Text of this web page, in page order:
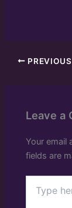
PREVIOUS
Leave a
Your email
fields are
here..